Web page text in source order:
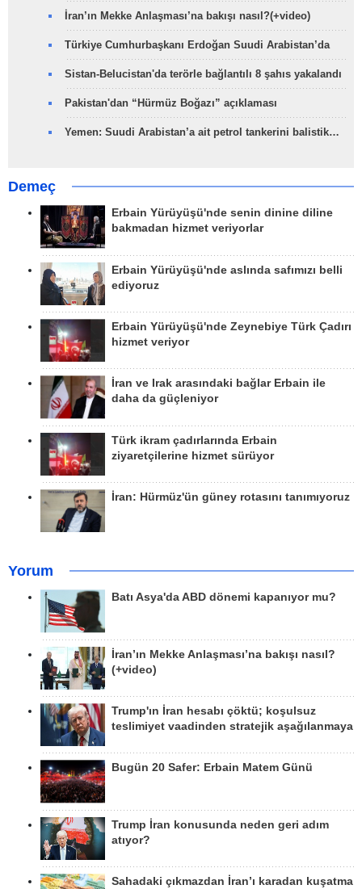
İran’ın Mekke Anlaşması’na bakışı nasıl?(+video)
Türkiye Cumhurbaşkanı Erdoğan Suudi Arabistan’da
Sistan-Belucistan'da terörle bağlantılı 8 şahıs yakalandı
Pakistan'dan “Hürmüz Boğazı” açıklaması
Yemen: Suudi Arabistan’a ait petrol tankerini balistik…
Demeç
Erbain Yürüyüşü'nde senin dinine diline
bakmadan hizmet veriyorlar
Erbain Yürüyüşü'nde aslında safımızı belli
ediyoruz
Erbain Yürüyüşü'nde Zeynebiye Türk Çadırı
hizmet veriyor
İran ve Irak arasındaki bağlar Erbain ile
daha da güçleniyor
Türk ikram çadırlarında Erbain
ziyaretçilerine hizmet sürüyor
İran: Hürmüz'ün güney rotasını tanımıyoruz
Yorum
Batı Asya'da ABD dönemi kapanıyor mu?
İran’ın Mekke Anlaşması’na bakışı nasıl?
(+video)
Trump'ın İran hesabı çöktü; koşulsuz
teslimiyet vaadinden stratejik aşağılanmaya
Bugün 20 Safer: Erbain Matem Günü
Trump İran konusunda neden geri adım
atıyor?
Sahadaki çıkmazdan İran’ı karadan kuşatma